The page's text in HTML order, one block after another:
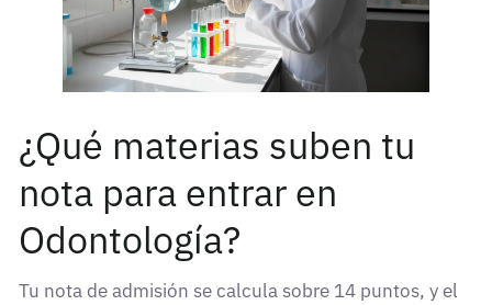
¿Qué materias suben tu
nota para entrar en
Odontología?
Tu nota de admisión se calcula sobre 14 puntos, y el